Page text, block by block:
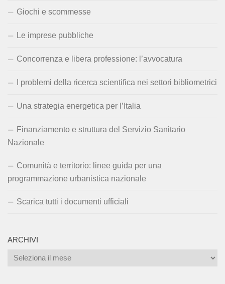
Giochi e scommesse
Le imprese pubbliche
Concorrenza e libera professione: l’avvocatura
I problemi della ricerca scientifica nei settori bibliometrici
Una strategia energetica per l’Italia
Finanziamento e struttura del Servizio Sanitario
Nazionale
Comunità e territorio: linee guida per una
programmazione urbanistica nazionale
Scarica tutti i documenti ufficiali
ARCHIVI
Archivi